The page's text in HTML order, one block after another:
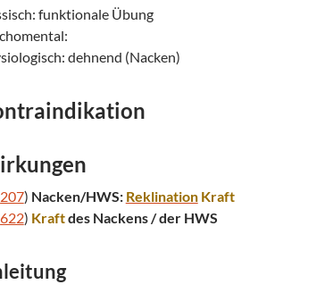
funktionale Übung
dehnend (Nacken)
207) Nacken/HWS: Reklination Kraft
622) Kraftdes Nackens / der HWS